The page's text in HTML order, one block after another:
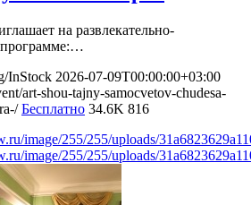
на развлекательно-
программе:…
InStock 2026-07-09T00:00:00+03:00
art-shou-tajny-samocvetov-chudesa-
Бесплатно 34.6K 816
image/255/255/uploads/
image/255/255/uploads/